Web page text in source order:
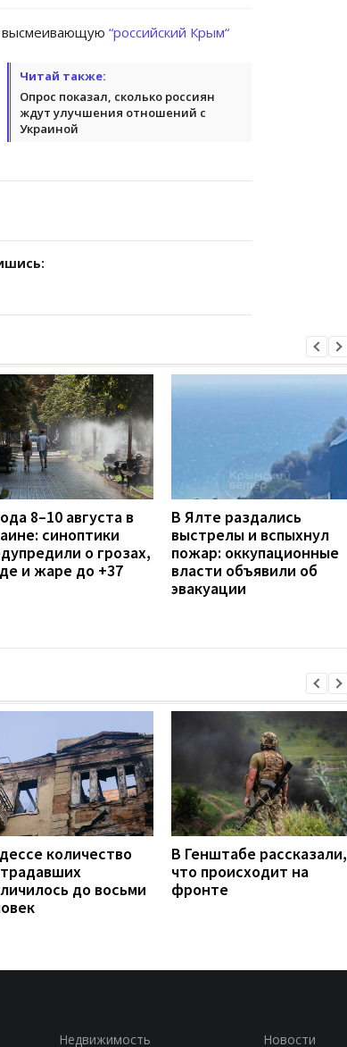
высмеивающую “российский Крым“
Читай также:
Опрос показал, сколько россиян
ждут улучшения отношений с
Украиной
8–10 августа в
синоптики
о грозах,
и жаре до +37
В Ялте раздались
выстрелы и вспыхнул
пожар: оккупационные
власти объявили об
эвакуации
количество
до восьми
В Генштабе рассказали,
что происходит на
фронте
Недвижимость Новости